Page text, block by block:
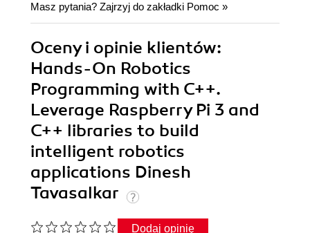
Masz pytania? Zajrzyj do zakładki Pomoc »
Oceny i opinie klientów:
Hands-On Robotics
Programming with C++.
Leverage Raspberry Pi 3 and
C++ libraries to build
intelligent robotics
applications Dinesh
Tavasalkar
Dodaj opinię